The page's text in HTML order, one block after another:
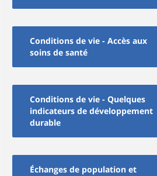
Conditions de vie - Accès aux
soins de santé
Conditions de vie - Quelques
indicateurs de développement
durable
Échanges de population et